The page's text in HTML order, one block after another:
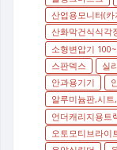
산업용모니터(카
산화막건식식각
소형변압기
스판덱스
실
안과용기기
알루미늄판,시트
언더캐리지용트
오토모티브라이